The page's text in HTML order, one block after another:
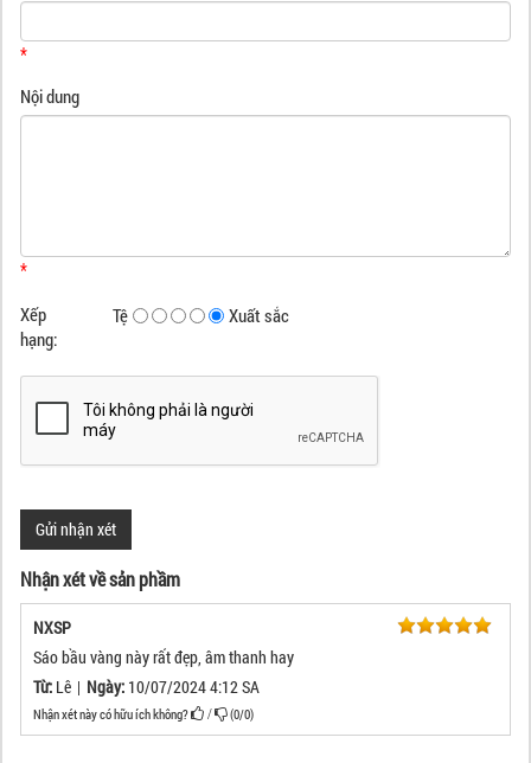
*
Nội dung
*
Xếp
hạng:
Tệ Xuất sắc
Nhận xét về sản phầm
NXSP
Sáo bầu vàng này rất đẹp, âm thanh hay
Từ: Lê | Ngày: 10/07/2024 4:12 SA
Nhận xét này có hữu ích không? / (0/0)